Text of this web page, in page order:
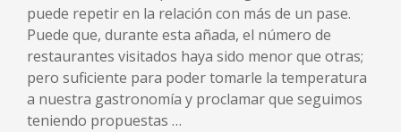
puede repetir en la relación con más de un pase.
Puede que, durante esta añada, el número de
restaurantes visitados haya sido menor que otras;
pero suficiente para poder tomarle la temperatura
a nuestra gastronomía y proclamar que seguimos
teniendo propuestas …